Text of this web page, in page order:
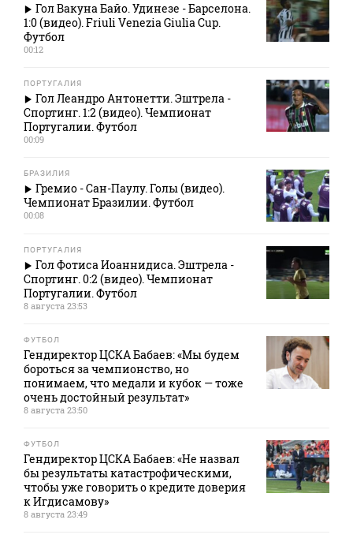
Гол Вакуна Байо. Удинезе - Барселона.
1:0 (видео). Friuli Venezia Giulia Cup.
Футбол
00:12
ПОРТУГАЛИЯ
Гол Леандро Антонетти. Эштрела -
Спортинг. 1:2 (видео). Чемпионат
Португалии. Футбол
00:09
БРАЗИЛИЯ
Гремио - Сан-Паулу. Голы (видео).
Чемпионат Бразилии. Футбол
00:08
ПОРТУГАЛИЯ
Гол Фотиса Иоаннидиса. Эштрела -
Спортинг. 0:2 (видео). Чемпионат
Португалии. Футбол
8 августа 23:53
ФУТБОЛ
Гендиректор ЦСКА Бабаев: «Мы будем
бороться за чемпионство, но
понимаем, что медали и кубок — тоже
очень достойный результат»
8 августа 23:50
ФУТБОЛ
Гендиректор ЦСКА Бабаев: «Не назвал
бы результаты катастрофическими,
чтобы уже говорить о кредите доверия
к Игдисамову»
8 августа 23:49